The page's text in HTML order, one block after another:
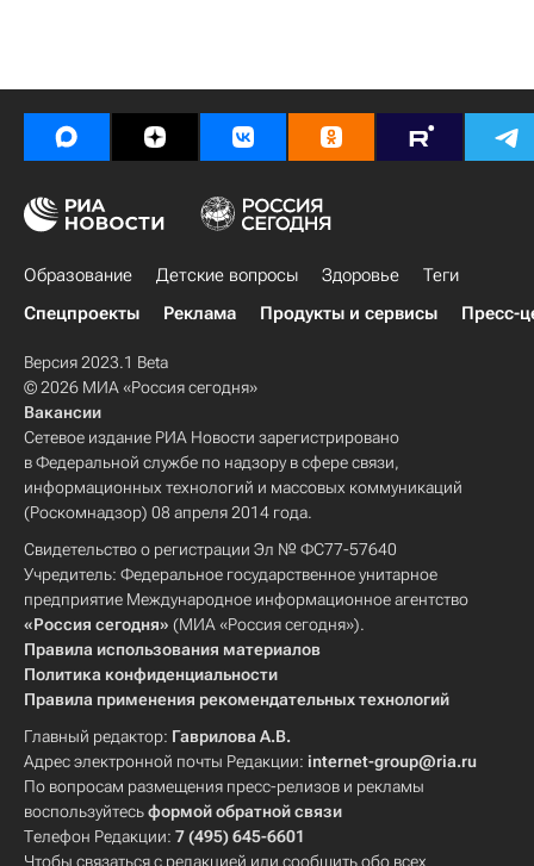
Образование Детские вопросы Здоровье
Теги
Спецпроекты
Реклама Продукты и сервисы Пресс-
Версия 2023.1 Beta
© 2026 МИА «Россия сегодня»
Вакансии
Сетевое издание РИА Новости зарегистрировано
в Федеральной службе по надзору в сфере связи,
информационных технологий и массовых коммуникаций
(Роскомнадзор) 08 апреля 2014 года.
Свидетельство о регистрации Эл № ФС77-57640
Учредитель: Федеральное государственное унитарное
предприятие Международное информационное агентство
«Россия сегодня» (МИА «Россия сегодня»).
Правила использования материалов
Политика конфиденциальности
Правила применения рекомендательных технологий
Главный редактор: Гаврилова А.В.
Адрес электронной почты Редакции: internet-group@ria.ru
По вопросам размещения пресс-релизов и рекламы
воспользуйтесьформой обратной связи
Телефон Редакции: 7 (495) 645-6601
Чтобы связаться с редакцией или сообщить обо всех